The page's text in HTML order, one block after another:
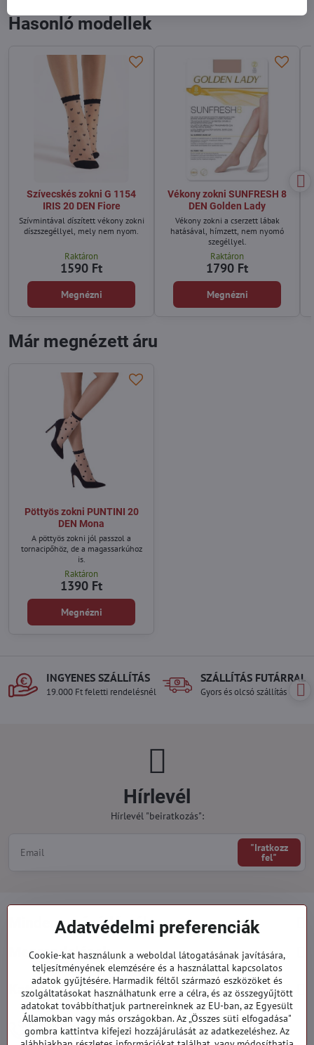
Hasonló modellek
Szívecskés zokni G 1154
IRIS 20 DEN Fiore
Szívmintával díszített vékony zokni
díszszegéllyel, mely nem nyom.
Raktáron
1590 Ft
Megnézni
Vékony zokni SUNFRESH 8
DEN Golden Lady
Vékony zokni a cserzett lábak
hatásával, hímzett, nem nyomó
szegéllyel.
Raktáron
1790 Ft
Megnézni
Már megnézett áru
Pöttyös zokni PUNTINI 20
DEN Mona
A pöttyös zokni jól passzol a
tornacipőhöz, de a magassarkúhoz
is.
Raktáron
1390 Ft
Megnézni
INGYENES SZÁLLÍTÁS
19.000 Ft feletti rendelésnél
SZÁLLÍTÁS FUTÁRRAL
Gyors és olcsó szállítás
Hírlevél
Hírlevél "beiratkozás":
"Iratkozz
fel"
Minden a vásárlásról
Megrendelések
Kategóriák
919 060 751
Hétfő - Péntek: 09:00 - 15:00 hod.
Adatvédelmi preferenciák
Cookie-kat használunk a weboldal látogatásának javítására,
teljesítményének elemzésére és a használattal kapcsolatos
adatok gyűjtésére. Harmadik féltől származó eszközöket és
szolgáltatásokat használhatunk erre a célra, és az összegyűjtött
adatokat továbbíthatjuk partnereinknek az EU-ban, az Egyesült
Államokban vagy más országokban. Az „Összes süti elfogadása"
gombra kattintva kifejezi hozzájárulását az adatkezeléshez. Az